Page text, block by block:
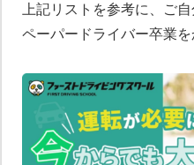
上記リストを参考に、ご
ペーパードライバー卒業を